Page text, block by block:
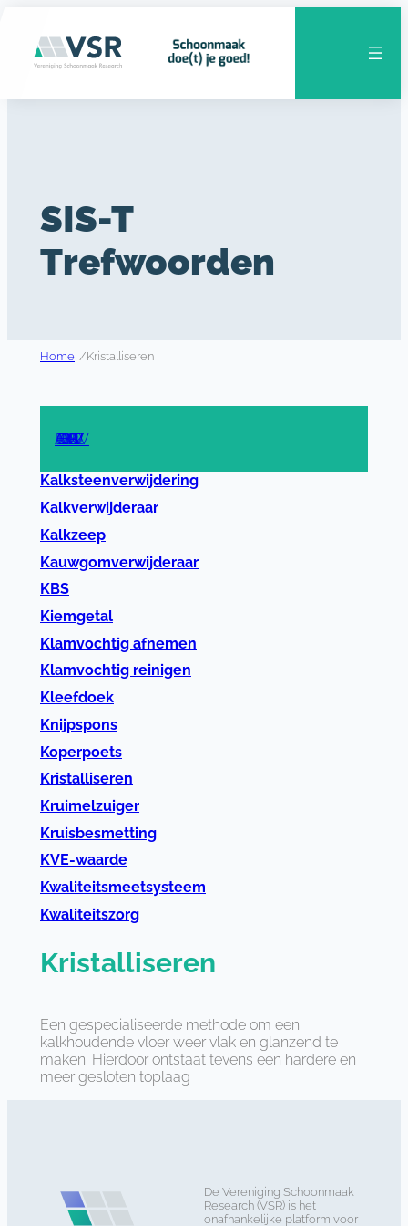
inhoud
SIS-T
Trefwoorden
Home /Kristalliseren
A
B
C
D
E
F
G
H
IJ
K
L
M
N
O
P
R
S
T
U
V
W
Z
Kalksteenverwijdering
Kalkverwijderaar
Kalkzeep
Kauwgomverwijderaar
KBS
Kiemgetal
Klamvochtig afnemen
Klamvochtig reinigen
Kleefdoek
Knijpspons
Koperpoets
Kristalliseren
Kruimelzuiger
Kruisbesmetting
KVE-waarde
Kwaliteitsmeetsysteem
Kwaliteitszorg
Kristalliseren
Een gespecialiseerde methode om een
kalkhoudende vloer weer vlak en glanzend te
maken. Hierdoor ontstaat tevens een hardere en
meer gesloten toplaag
De Vereniging Schoonmaak
Research (VSR) is het
onafhankelijke platform voor